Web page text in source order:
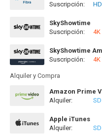
Disponible hasta
Suscripción: HD
SkyShowtime
Disponible hasta
Suscripción: 4K
SkyShowtime
Suscripción: 4K
Alquiler y Compra
Amazon Prime
Alquiler: SD
Apple iTunes
Alquiler:
SD